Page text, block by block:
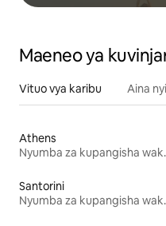
Maeneo ya
Vituo vya karibu Aina
Athens
Santorini